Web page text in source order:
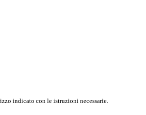
indicato con le istruzioni necessarie.